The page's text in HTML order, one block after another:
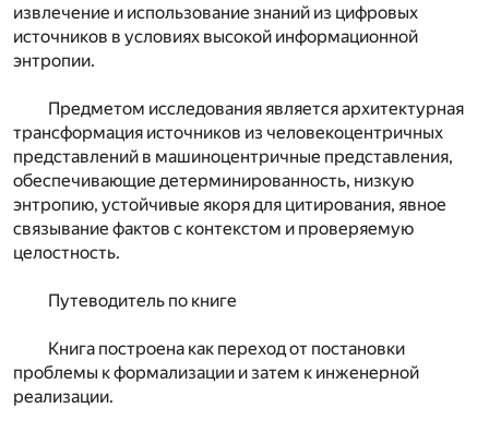
извлечение и использование знаний из цифровых
источников в условиях высокой информационной
энтропии.
Предметом исследования является архитектурная
трансформация источников из человекоцентричных
представлений в машиноцентричные представления,
обеспечивающие детерминированность, низкую
энтропию, устойчивые якоря для цитирования, явное
связывание фактов с контекстом и проверяемую
целостность.
Путеводитель по книге
Книга построена как переход от постановки
проблемы к формализации и затем к инженерной
реализации.